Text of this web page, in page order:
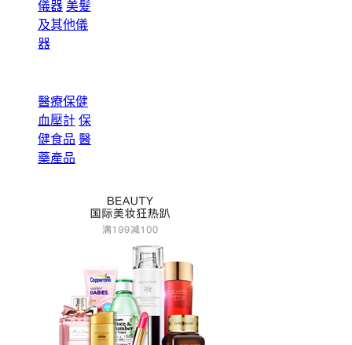
儀器 美髮
及其他儀
器
醫療保健
血壓計 保
健食品 醫
藥產品